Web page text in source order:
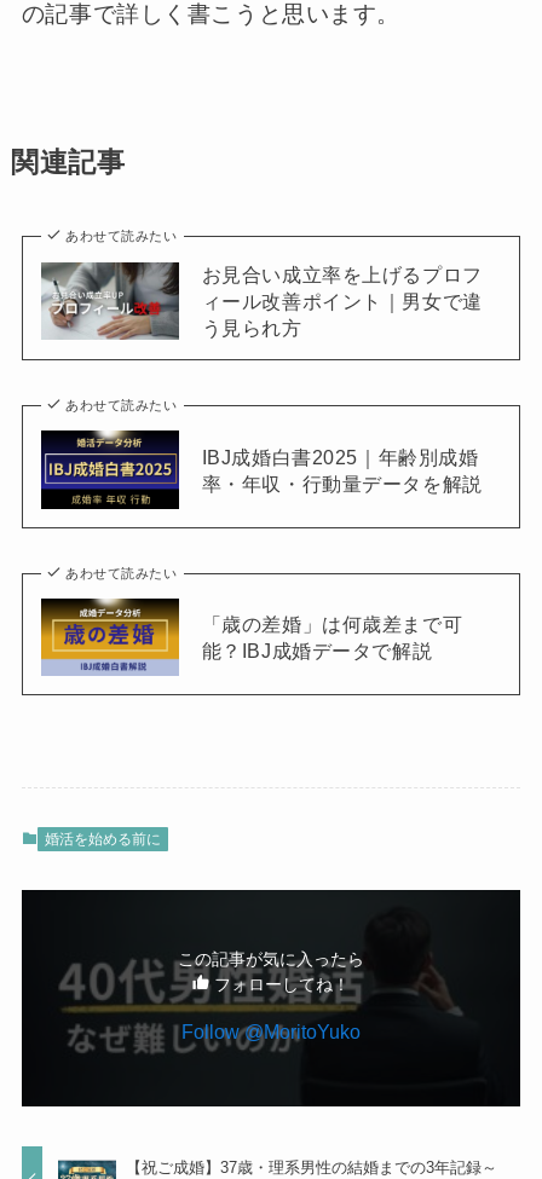
の記事で詳しく書こうと思います。
関連記事
あわせて読みたい
お見合い成立率を上げるプロフ
ィール改善ポイント｜男女で違
う見られ方
あわせて読みたい
IBJ成婚白書2025｜年齢別成婚
率・年収・行動量データを解説
あわせて読みたい
「歳の差婚」は何歳差まで可
能？IBJ成婚データで解説
婚活を始める前に
この記事が気に入ったら
フォローしてね！
Follow @MoritoYuko
【祝ご成婚】37歳・理系男性の結婚までの3年記録～